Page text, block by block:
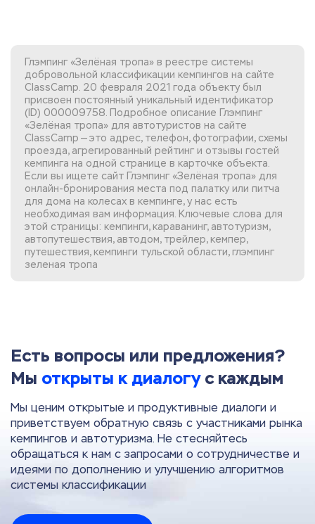
Глэмпинг «Зелёная тропа» в реестре системы
добровольной классификации кемпингов на сайте
ClassCamp. 20 февраля 2021 года объекту был
присвоен постоянный уникальный идентификатор
(ID) 000009758. Подробное описание Глэмпинг
«Зелёная тропа» для автотуристов на сайте
ClassCamp — это адрес, телефон, фотографии, схемы
проезда, агрегированный рейтинг и отзывы гостей
кемпинга на одной странице в карточке объекта.
Если вы ищете сайт Глэмпинг «Зелёная тропа» для
онлайн-бронирования места под палатку или питча
для дома на колесах в кемпинге, у нас есть
необходимая вам информация. Ключевые слова для
этой страницы: кемпинги, караванинг, автотуризм,
автопутешествия, автодом, трейлер, кемпер,
путешествия, кемпинги тульской области, глэмпинг
зеленая тропа
Есть вопросы или предложения?
Мы открыты к диалогус каждым
Мы ценим открытые и продуктивные диалоги и
приветствуем обратную связь с участниками рынка
кемпингов и автотуризма. Не стесняйтесь
обращаться к нам с запросами о сотрудничестве и
идеями по дополнению и улучшению алгоритмов
системы классификации